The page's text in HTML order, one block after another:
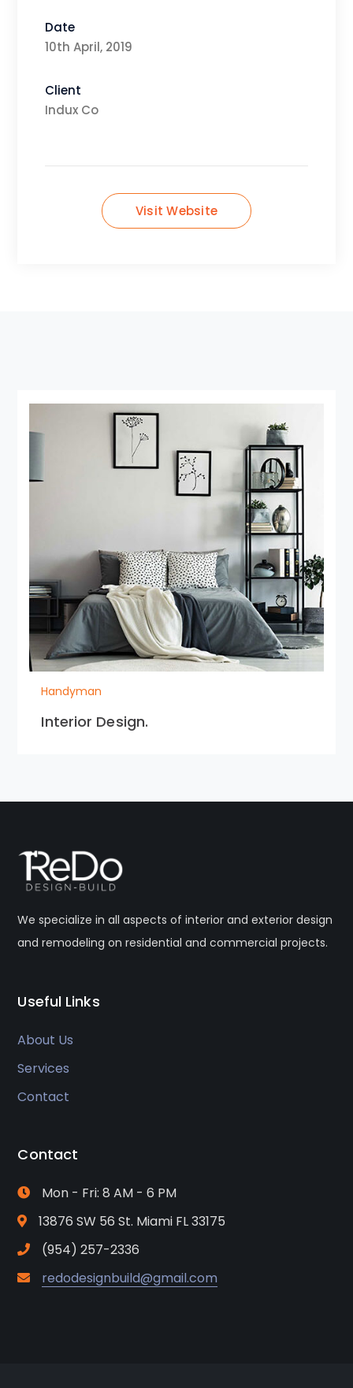
Date
10th April, 2019
Client
Indux Co
Visit Website
Handyman
Interior Design.
We specialize in all aspects of interior and exterior design
and remodeling on residential and commercial projects.
Useful Links
About Us
Services
Contact
Contact
Mon - Fri: 8 AM - 6 PM
13876 SW 56 St. Miami FL 33175
(954) 257-2336
redodesignbuild@gmail.com